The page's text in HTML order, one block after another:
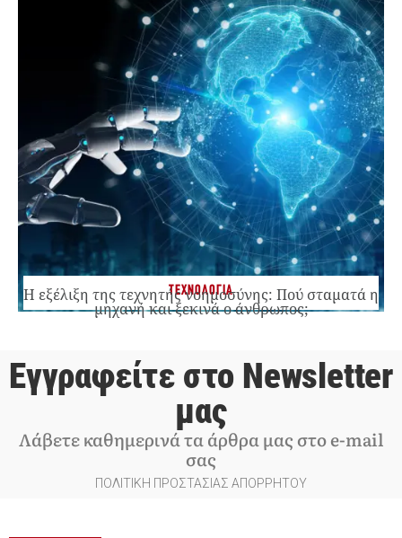
ΤΕΧΝΟΛΟΓΙΑ
Η εξέλιξη της τεχνητής νοημοσύνης: Πού σταματά η
μηχανή και ξεκινά ο άνθρωπος;
Εγγραφείτε στο Newsletter
μας
Λάβετε καθημερινά τα άρθρα μας στο e-mail
σας
ΠΟΛΙΤΙΚΗ ΠΡΟΣΤΑΣΙΑΣ ΑΠΟΡΡΗΤΟΥ